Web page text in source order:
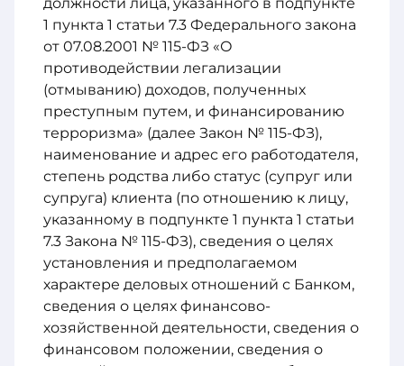
1 пункта 1 статьи 7.3 Федерального закона
от 07.08.2001 № 115-ФЗ «О
противодействии легализации
(отмыванию) доходов, полученных
преступным путем, и финансированию
терроризма» (далее Закон № 115-ФЗ),
наименование и адрес его работодателя,
степень родства либо статус (супруг или
супруга) клиента (по отношению к лицу,
указанному в подпункте 1 пункта 1 статьи
7.3 Закона № 115-ФЗ), сведения о целях
установления и предполагаемом
характере деловых отношений с Банком,
сведения о целях финансово-
хозяйственной деятельности, сведения о
финансовом положении, сведения о